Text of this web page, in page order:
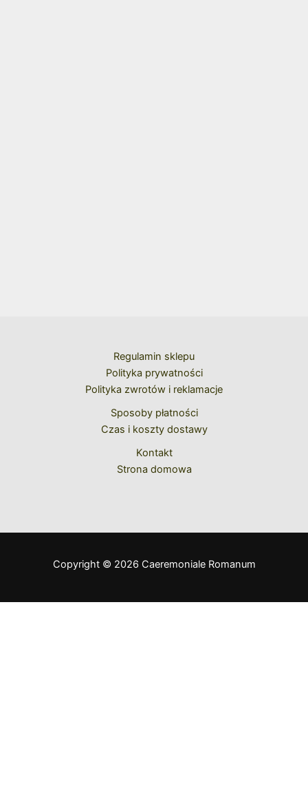
Regulamin sklepu
Polityka prywatności
Polityka zwrotów i reklamacje
Sposoby płatności
Czas i koszty dostawy
Kontakt
Strona domowa
Copyright © 2026 Caeremoniale Romanum